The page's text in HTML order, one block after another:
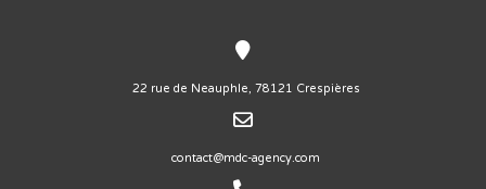
22 rue de Neauphle, 78121 Crespières
contact@mdc-agency.com